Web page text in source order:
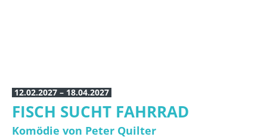
12.02.2027 – 18.04.2027
FISCH SUCHT FAHRRAD
Komödie von Peter Quilter